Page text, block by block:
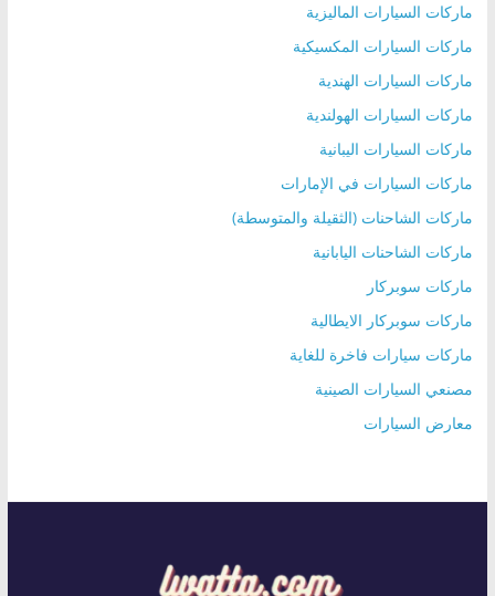
ماركات السيارات الماليزية
ماركات السيارات المكسيكية
ماركات السيارات الهندية
ماركات السيارات الهولندية
ماركات السيارات اليبانية
ماركات السيارات في الإمارات
ماركات الشاحنات (الثقيلة والمتوسطة)
ماركات الشاحنات اليابانية
ماركات سوبركار
ماركات سوبركار الايطالية
ماركات سيارات فاخرة للغاية
مصنعي السيارات الصينية
معارض السيارات